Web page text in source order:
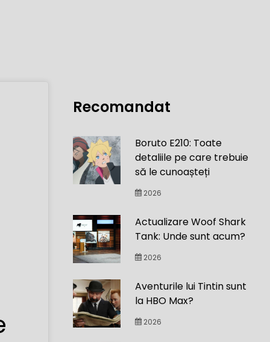
Recomandat
Boruto E210: Toate
detaliile pe care trebuie
să le cunoașteți
2026
Actualizare Woof Shark
Tank: Unde sunt acum?
2026
Aventurile lui Tintin sunt
la HBO Max?
2026